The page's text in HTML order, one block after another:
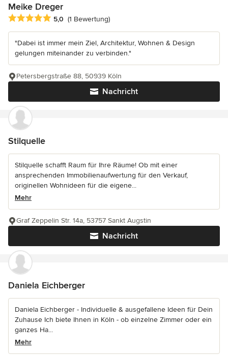
Meike Dreger
Durchschnittliche Bewertung: 5 von 5 Sternen
5,0 (1 Bewertung)
"Dabei ist immer mein Ziel, Architektur, Wohnen & Design
gelungen miteinander zu verbinden."
Nachricht
Petersbergstraße 88, 50939 Köln
Stilquelle
Stilquelle schafft Raum für Ihre Räume! Ob mit einer
ansprechenden Immobilienaufwertung für den Verkauf,
originellen Wohnideen für die eigene...
Mehr
Nachricht
Graf Zeppelin Str. 14a, 53757 Sankt Augstin
Daniela Eichberger
Daniela Eichberger - Individuelle & ausgefallene Ideen für Dein
Zuhause Ich biete Ihnen in Köln - ob einzelne Zimmer oder ein
ganzes Ha...
Mehr